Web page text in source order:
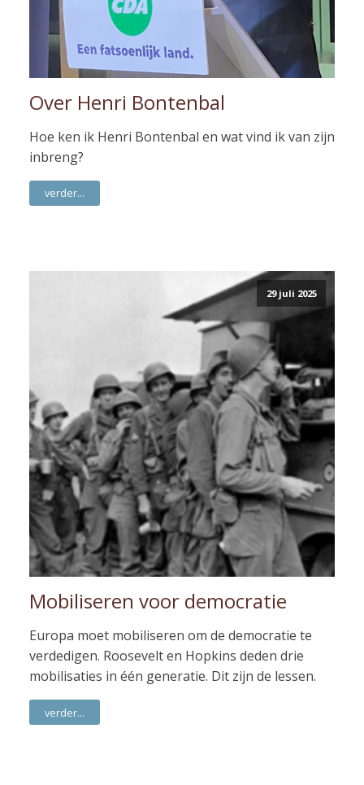
Over Henri Bontenbal
Hoe ken ik Henri Bontenbal en wat vind ik van zijn
inbreng?
verder...
29 juli 2025
Mobiliseren voor democratie
Europa moet mobiliseren om de democratie te
verdedigen. Roosevelt en Hopkins deden drie
mobilisaties in één generatie. Dit zijn de lessen.
verder...